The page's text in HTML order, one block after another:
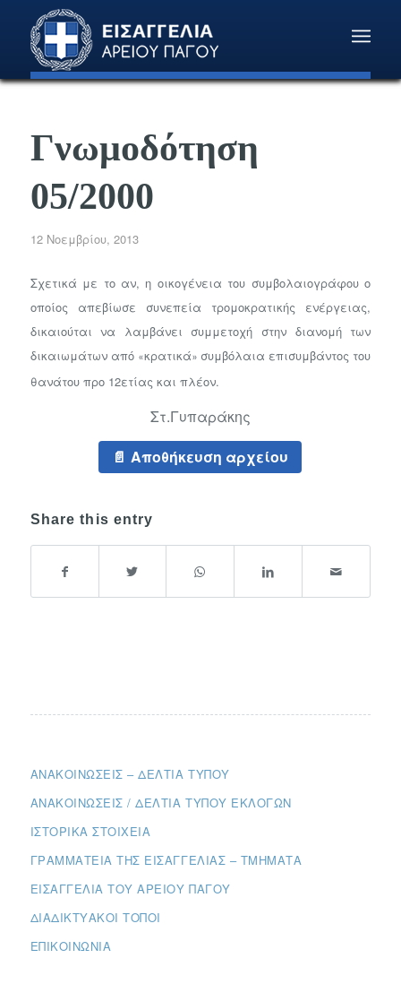
Γνωμοδότηση
05/2000
12 Νοεμβρίου, 2013
Σχετικά με το αν, η οικογένεια του συμβολαιογράφου ο
οποίος απεβίωσε συνεπεία τρομοκρατικής ενέργειας,
δικαιούται να λαμβάνει συμμετοχή στην διανομή των
δικαιωμάτων από «κρατικά» συμβόλαια επισυμβάντος του
θανάτου προ 12ετίας και πλέον.
Στ.Γυπαράκης
Αποθήκευση αρχείου
Share this entry
ΑΝΑΚΟΙΝΏΣΕΙΣ – ΔΕΛΤΊΑ ΤΎΠΟΥ
ΑΝΑΚΟΙΝΏΣΕΙΣ / ΔΕΛΤΊΑ ΤΎΠΟΥ ΕΚΛΟΓΏΝ
ΙΣΤΟΡΙΚΆ ΣΤΟΙΧΕΊΑ
ΓΡΑΜΜΑΤΕΊΑ ΤΗΣ ΕΙΣΑΓΓΕΛΊΑΣ – ΤΜΉΜΑΤΑ
ΕΙΣΑΓΓΕΛΊΑ ΤΟΥ ΑΡΕΊΟΥ ΠΆΓΟΥ
ΔΙΑΔΙΚΤΥΑΚΟΊ ΤΌΠΟΙ
ΕΠΙΚΟΙΝΩΝΊΑ